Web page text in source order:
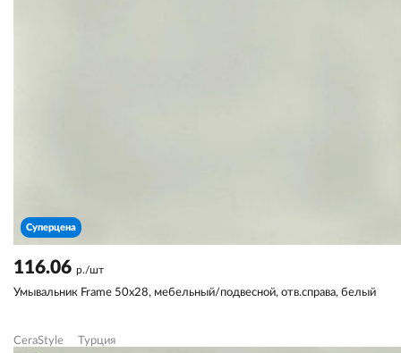
Суперцена
116.06 р./шт
Умывальник Frame 50х28, мебельный/подвесной, отв.справа, белый
CeraStyle Турция